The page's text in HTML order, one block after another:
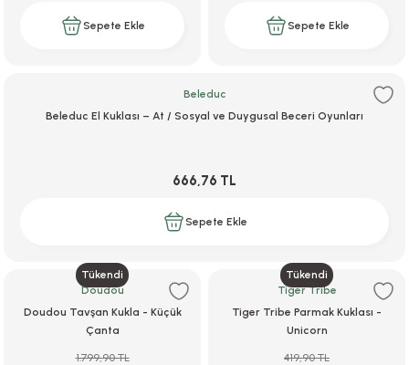
Sepete Ekle Sepete Ekle
Beleduc
Beleduc El Kuklası – At / Sosyal ve Duygusal Beceri Oyunları
666,76 TL
Sepete Ekle
Tükendi
Doudou
Doudou Tavşan Kukla - Küçük
Çanta
1.799,90 TL
Tükendi
Tiger Tribe
Tiger Tribe Parmak Kuklası -
Unicorn
419,90 TL